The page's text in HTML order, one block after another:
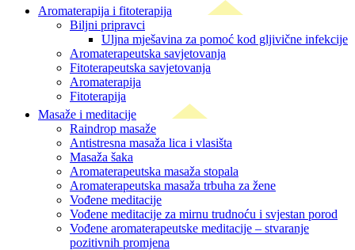
Aromaterapija i fitoterapija
Biljni pripravci
Uljna mješavina za pomoć kod gljivične infekcije
Aromaterapeutska savjetovanja
Fitoterapeutska savjetovanja
Aromaterapija
Fitoterapija
Masaže i meditacije
Raindrop masaže
Antistresna masaža lica i vlasišta
Masaža šaka
Aromaterapeutska masaža stopala
Aromaterapeutska masaža trbuha za žene
Vođene meditacije
Vođene meditacije za mirnu trudnoću i svjestan porod
Vođene aromaterapeutske meditacije – stvaranje
pozitivnih promjena